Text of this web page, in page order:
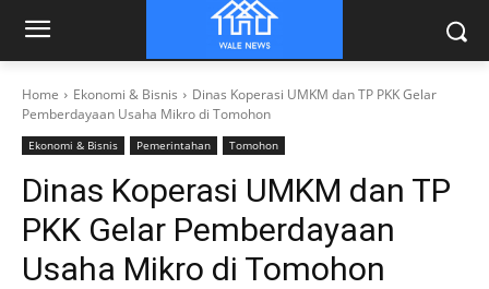
Home Ekonomi & Bisnis
Dinas Koperasi UMKM dan TP PKK Gelar
Pemberdayaan Usaha Mikro di Tomohon
Ekonomi & Bisnis Pemerintahan Tomohon
Dinas Koperasi UMKM dan TP
PKK Gelar Pemberdayaan
Usaha Mikro di Tomohon